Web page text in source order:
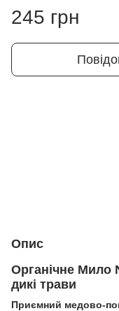
245 грн
Опис
Органічне Мило
дикі трави
Приємний медово-